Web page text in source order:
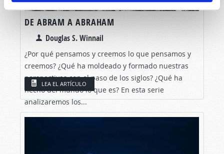
DE ABRAM A ABRAHAM
Douglas S. Winnail
¿Por qué pensamos y creemos lo que pensamos y
creemos? ¿Qué ha moldeado y formado nuestras
perspectivas con el paso de los siglos? ¿Qué ha
hecho del mundo lo que es? En esta serie
analizaremos los...
LEA EL ARTÍCULO